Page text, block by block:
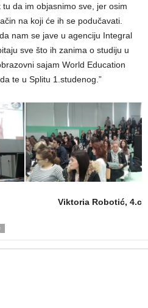
da im objasnimo sve, jer osim
na koji će ih se podučavati.
nam se jave u agenciju Integral
sve što ih zanima o studiju u
sajam World Education
te u Splitu 1.studenog.”
Viktoria Robotić, 4.c